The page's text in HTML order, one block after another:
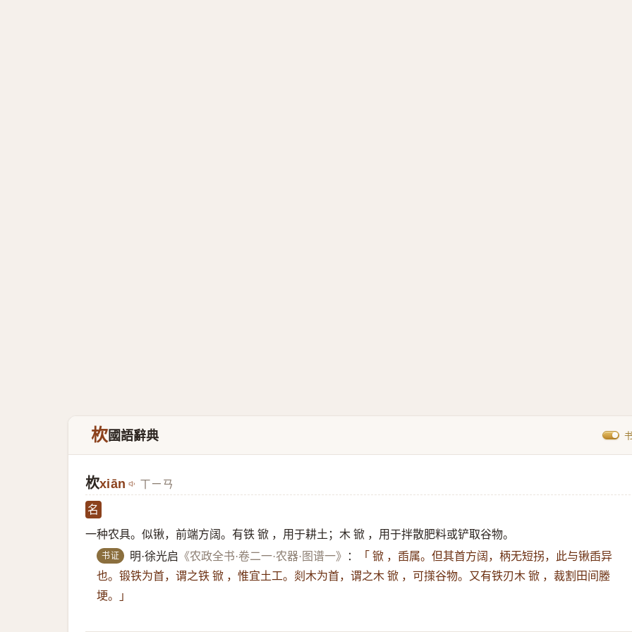
杴國語辭典
杴xiān ㄒㄧㄢ
名
一种农具。似锹，前端方阔。有铁 锨 ，用于耕土；木 锨 ，用于拌散肥料或铲取谷物。
书证 明·徐光启 《农政全书·卷二一·农器·图谱一》 ：
「 锨 ，臿属。但其首方阔，柄无短拐，此与锹臿异
也。锻铁为首，谓之铁 锨 ，惟宜土工。剡木为首，谓之木 锨 ，可㩍谷物。又有铁刃木 锨 ，裁割田间塍
埂。」